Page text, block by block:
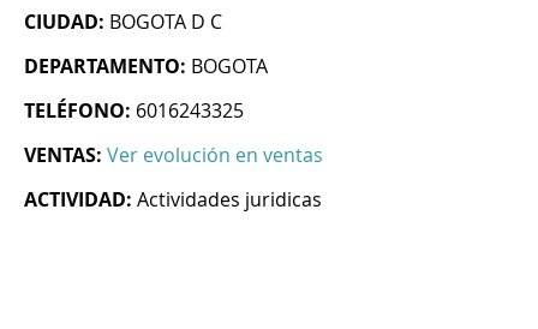
CIUDAD: BOGOTA D C
DEPARTAMENTO: BOGOTA
TELÉFONO: 6016243325
VENTAS: Ver evolución en ventas
ACTIVIDAD: Actividades juridicas